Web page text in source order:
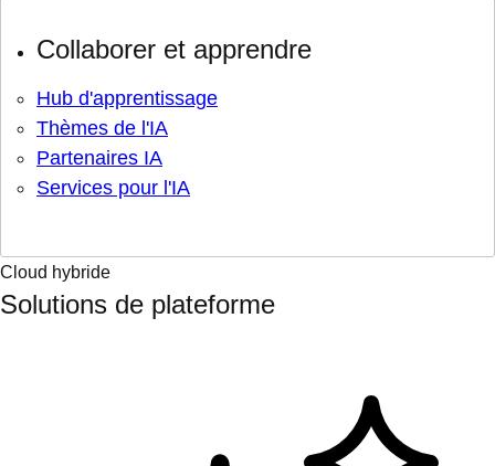
Collaborer et apprendre
Hub d'apprentissage
Thèmes de l'IA
Partenaires IA
Services pour l'IA
Cloud hybride
Solutions de plateforme